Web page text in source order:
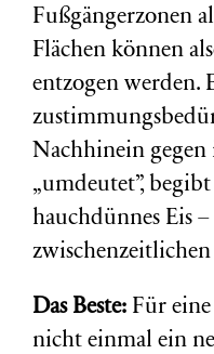
Fußgängerzonen
Flächen können
entzogen werden.
Nachhinein
„umdeutet”,
hauchdünnes Eis
Das Beste: Für
nicht einmal ein